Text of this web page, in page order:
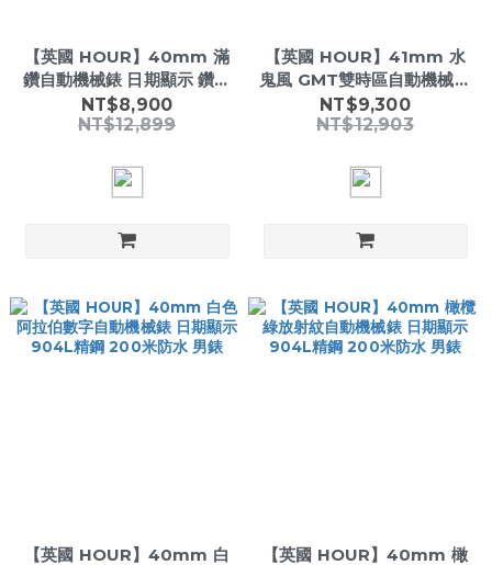
【英國 HOUR】40mm 滿
鑽自動機械錶 日期顯示 鑽石
時標 200米防水 男錶
NT$8,900
NT$12,899
【英國 HOUR】41mm 水
鬼風 GMT雙時區自動機械錶
黑紅雙色 904L精鋼 男錶
NT$9,300
NT$12,903
【英國 HOUR】40mm 白
【英國 HOUR】40mm 橄